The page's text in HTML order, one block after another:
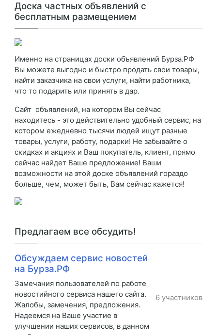
Доска частных объявлений с
бесплатным размещением
Именно на страницах доски объявлений Бурза.РФ
Вы можете выгодно и быстро продать свои товары,
найти заказчика на свои услуги, найти работника,
что то подарить или принять в дар.
Сайт объявлений, на котором Вы сейчас
находитесь - это действительно удобный сервис, на
котором ежедневно тысячи людей ищут разные
товары, услуги, работу, подарки! Не забывайте о
скидках и акциях и Ваш покупатель, клиент, прямо
сейчас найдет Ваше предложение! Ваши
возможности на этой доске объявлений гораздо
больше, чем, может быть, Вам сейчас кажется!
Предлагаем все обсудить!
Обсуждаем сервис новостей
на Бурза.РФ
Замечания пользователей по работе
новостийного сервиса нашего сайта.
Жалобы, замечения, предложения.
Надеемся на Ваше участие в
улучшении наших сервисов, в данном
6 участников